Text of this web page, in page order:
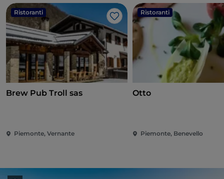
Ristoranti
Like
Brew Pub Troll sas
Piemonte, Vernante
Ristoranti
Otto
Piemonte, Benevello